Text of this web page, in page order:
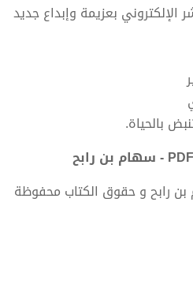
الإلكتروني بعزيمة وإبداع جديد
بالحياة.
رابح و حقوق الكتاب محفوظة